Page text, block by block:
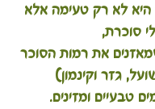
היא לא רק טעימה אלא
סוכרת,
את רמות הסוכר
גזר וקינמון)
טבעיים ומזינים.